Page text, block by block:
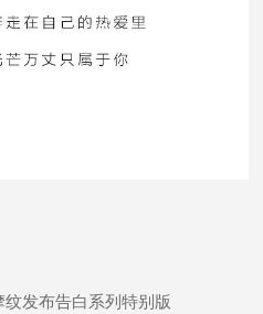
发布告白系列特别版